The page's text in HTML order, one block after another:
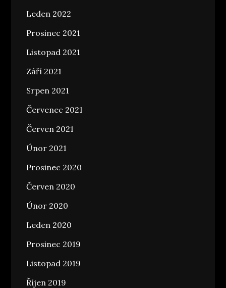
Leden 2022
Prosinec 2021
Listopad 2021
Září 2021
Srpen 2021
Červenec 2021
Červen 2021
Únor 2021
Prosinec 2020
Červen 2020
Únor 2020
Leden 2020
Prosinec 2019
Listopad 2019
Říjen 2019